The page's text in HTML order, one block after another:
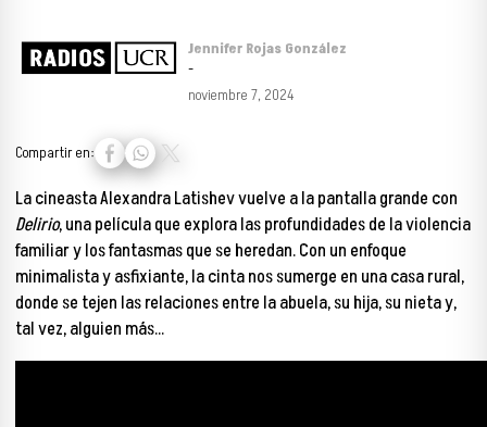
Jennifer Rojas González
-
noviembre 7, 2024
Compartir en:
La cineasta Alexandra Latishev vuelve a la pantalla grande con
Delirio, una película que explora las profundidades de la violencia
familiar y los fantasmas que se heredan. Con un enfoque
minimalista y asfixiante, la cinta nos sumerge en una casa rural,
donde se tejen las relaciones entre la abuela, su hija, su nieta y,
tal vez, alguien más…